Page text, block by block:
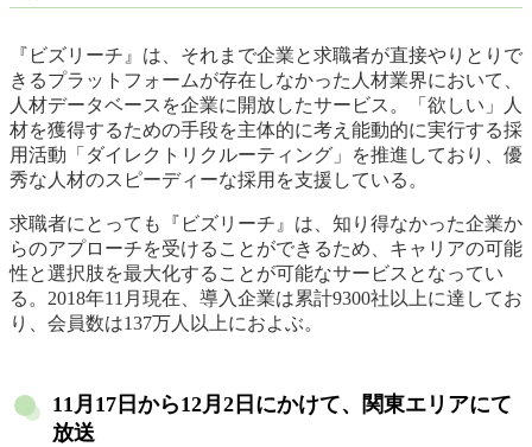
『ビズリーチ』は、それまで企業と求職者が直接やりとりで
きるプラットフォームが存在しなかった人材業界において、
人材データベースを企業に開放したサービス。「欲しい」人
材を獲得するための手段を主体的に考え能動的に実行する採
用活動「ダイレクトリクルーティング」を推進しており、優
秀な人材のスピーディーな採用を支援している。
求職者にとっても『ビズリーチ』は、知り得なかった企業か
らのアプローチを受けることができるため、キャリアの可能
性と選択肢を最大化することが可能なサービスとなってい
る。2018年11月現在、導入企業は累計9300社以上に達してお
り、会員数は137万人以上におよぶ。
11月17日から12月2日にかけて、関東エリアにて
放送